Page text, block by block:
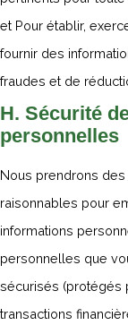
et Pour établir,
fournir des
fraudes et de
H. Sécurité
personnelles
Nous prendrons
raisonnables pour
informations
personnelles que
sécurisés (protégés
transactions